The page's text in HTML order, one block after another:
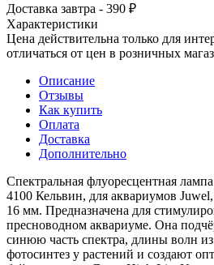
Доставка завтра - 390 ₽
Характеристики
Цена действительна только для
отличаться от цен в розничных
Описание
Отзывы
Как купить
Оплата
Доставка
Дополнительно
Спектральная флуоресцентная
4100 Кельвин, для аквариумов
16 мм. Предназначена для
пресноводном аквариуме. Она
синюю часть спектра, длины волн
фотосинтез у растений и создают